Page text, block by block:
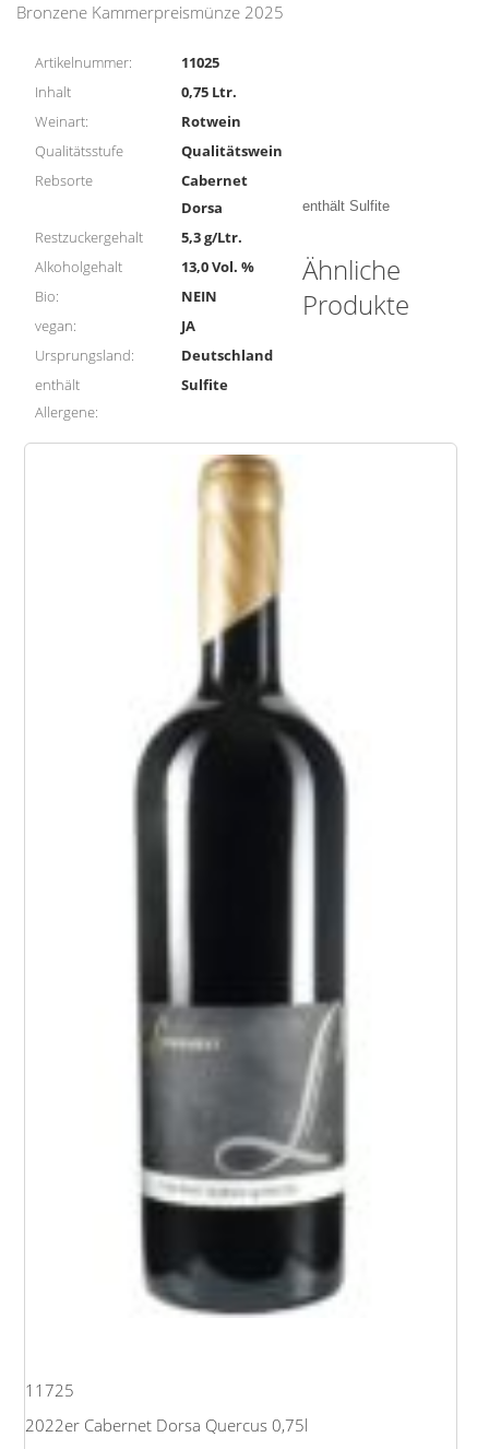
Bronzene Kammerpreismünze 2025
Artikelnummer:
11025
Inhalt
0,75 Ltr.
Weinart:
Rotwein
Qualitätsstufe
Qualitätswein
Rebsorte
Cabernet
Dorsa
Restzuckergehalt
5,3 g/Ltr.
Alkoholgehalt
13,0 Vol. %
Bio:
NEIN
vegan:
JA
Ursprungsland:
Deutschland
enthält
Allergene:
Sulfite
enthält Sulfite
Ähnliche
Produkte
11725
2022er Cabernet Dorsa Quercus 0,75l